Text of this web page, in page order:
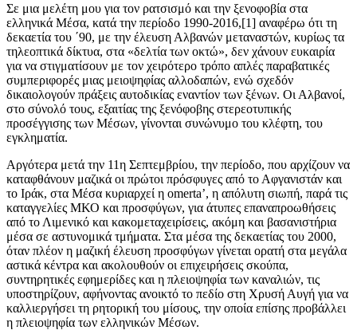
Σε μια μελέτη μου για τον ρατσισμό και την ξενοφοβία στα
ελληνικά Μέσα, κατά την περίοδο 1990-2016,[1] αναφέρω ότι τη
δεκαετία του ΄90, με την έλευση Αλβανών μεταναστών, κυρίως τα
τηλεοπτικά δίκτυα, στα «δελτία των οκτώ», δεν χάνουν ευκαιρία
για να στιγματίσουν με τον χειρότερο τρόπο απλές παραβατικές
συμπεριφορές μιας μειοψηφίας αλλοδαπών, ενώ σχεδόν
δικαιολογούν πράξεις αυτοδικίας εναντίον των ξένων. Οι Αλβανοί,
στο σύνολό τους, εξαιτίας της ξενόφοβης στερεοτυπικής
προσέγγισης των Μέσων, γίνονται συνώνυμο του κλέφτη, του
εγκληματία.
Αργότερα μετά την 11η Σεπτεμβρίου, την περίοδο, που αρχίζουν να
καταφθάνουν μαζικά οι πρώτοι πρόσφυγες από το Αφγανιστάν και
το Ιράκ, στα Μέσα κυριαρχεί η omerta’, η απόλυτη σιωπή, παρά τις
καταγγελίες ΜΚΟ και προσφύγων, για άτυπες επαναπροωθήσεις
από το Λιμενικό και κακομεταχειρίσεις, ακόμη και βασανιστήρια
μέσα σε αστυνομικά τμήματα. Στα μέσα της δεκαετίας του 2000,
όταν πλέον η μαζική έλευση προσφύγων γίνεται ορατή στα μεγάλα
αστικά κέντρα και ακολουθούν οι επιχειρήσεις σκούπα,
συντηρητικές εφημερίδες και η πλειοψηφία των καναλιών, τις
υποστηρίζουν, αφήνοντας ανοικτό το πεδίο στη Χρυσή Αυγή για να
καλλιεργήσει τη ρητορική του μίσους, την οποία επίσης προβάλλει
η πλειοψηφία των ελληνικών Μέσων.